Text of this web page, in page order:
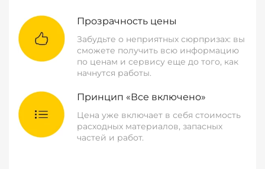
Прозрачность цены
Забудьте о неприятных сюрпризах: вы
сможете получить всю информацию
по ценам и сервису еще до того, как
начнутся работы.
Принцип «Все включено»
Цена уже включает в себя стоимость
расходных материалов, запасных
частей и работ.